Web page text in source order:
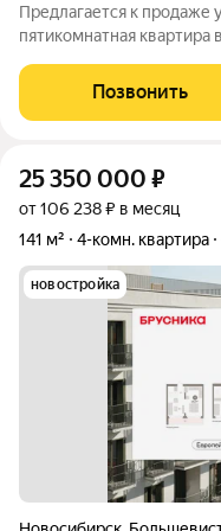
Предлагается к продаже
пятикомнатная
приватность, статус и
ощущаются с первых
Позвонить
25 350 000 ₽
от 106 238 ₽ в месяц
141 м²
4-комн. квартира
новостройка